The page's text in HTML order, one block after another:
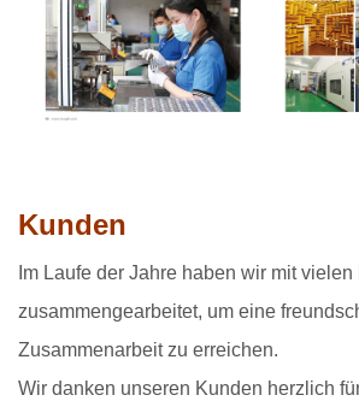
Kunden
Im Laufe der Jahre haben wir mit
zusammengearbeitet, um eine
Zusammenarbeit zu erreichen.
Wir danken unseren Kunden herzlich